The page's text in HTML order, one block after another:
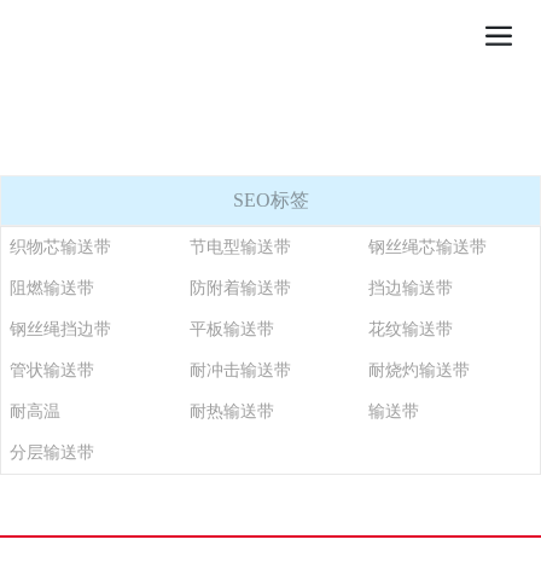
SEO标签
织物芯输送带 节电型输送带 钢丝绳芯输送带
阻燃输送带 防附着输送带 挡边输送带
钢丝绳挡边带 平板输送带 花纹输送带
管状输送带 耐冲击输送带 耐烧灼输送带
耐高温 耐热输送带 输送带
分层输送带